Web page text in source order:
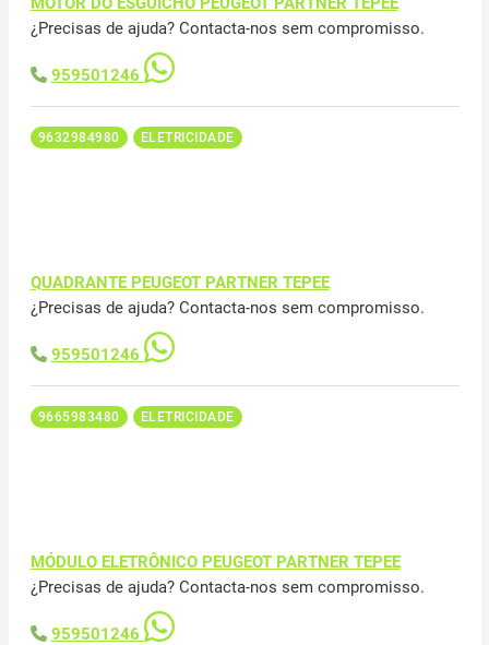
¿Precisas de ajuda? Contacta-nos sem compromisso.
959501246
9632984980 ELETRICIDADE
QUADRANTE PEUGEOT PARTNER TEPEE
¿Precisas de ajuda? Contacta-nos sem compromisso.
959501246
9665983480 ELETRICIDADE
MÓDULO ELETRÔNICO PEUGEOT PARTNER TEPEE
¿Precisas de ajuda? Contacta-nos sem compromisso.
959501246